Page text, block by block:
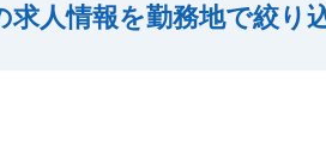
求人情報を勤務地で絞り